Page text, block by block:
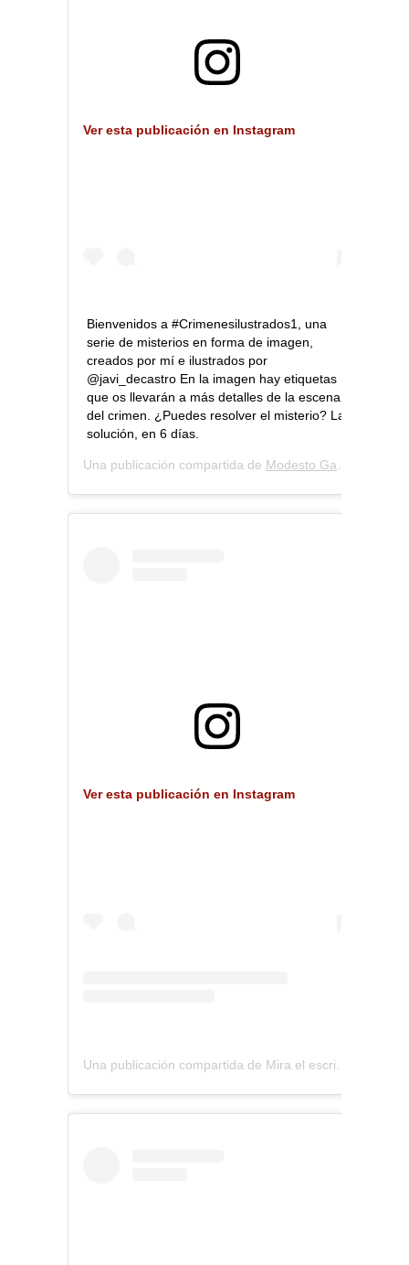
Ver esta publicación en Instagram
Bienvenidos a #Crimenesilustrados1, una
serie de misterios en forma de imagen,
creados por mí e ilustrados por
@javi_decastro En la imagen hay etiquetas
que os llevarán a más detalles de la escena
del crimen. ¿Puedes resolver el misterio? La
solución, en 6 días.
Una publicación compartida de Modesto García
Ver esta publicación en Instagram
Una publicación compartida de Mira el escritorio (@miraelescritorio)